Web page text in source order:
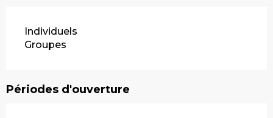
Individuels
Groupes
Périodes d'ouverture